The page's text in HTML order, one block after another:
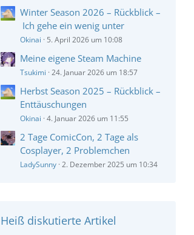
Winter Season 2026 – Rückblick –
Ich gehe ein wenig unter
Okinai 5. April 2026 um 10:08
Meine eigene Steam Machine
Tsukimi 24. Januar 2026 um 18:57
Herbst Season 2025 – Rückblick –
Enttäuschungen
Okinai 4. Januar 2026 um 11:55
2 Tage ComicCon, 2 Tage als
Cosplayer, 2 Problemchen
LadySunny 2. Dezember 2025 um 10:34
Heiß diskutierte Artikel